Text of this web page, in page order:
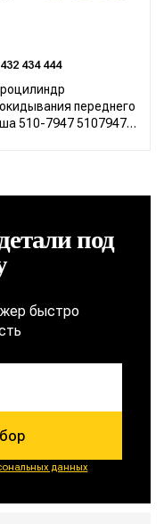
434 444
переднего
510-7947 5107947
под
быстро
данных